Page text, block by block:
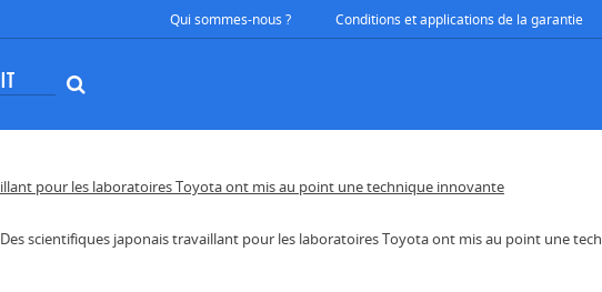
Qui sommes-nous ? Conditions et applications de la garantie
Des scientifiques japonais travaillant pour les laboratoires Toyota ont mis au point une